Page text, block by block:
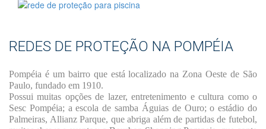
REDES DE PROTEÇÃO NA POMPÉIA
Pompéia é um bairro que está localizado na Zona Oeste de São
Paulo, fundado em 1910.
Possui muitas opções de lazer, entretenimento e cultura como o
Sesc Pompéia; a escola de samba Águias de Ouro; o estádio do
Palmeiras, Allianz Parque, que abriga além de partidas de futebol,